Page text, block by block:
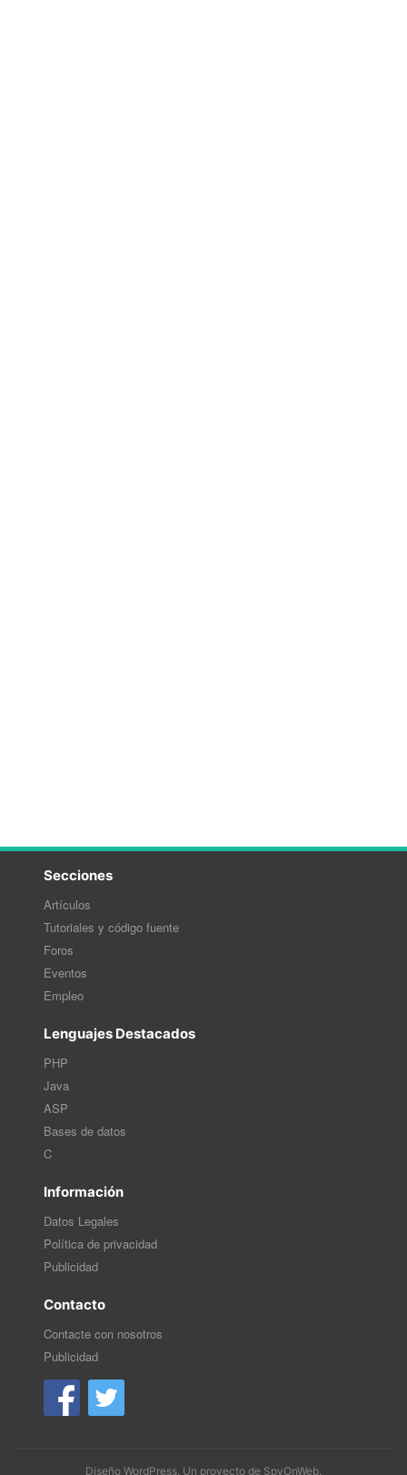
Secciones
Artículos
Tutoriales y código fuente
Foros
Eventos
Empleo
Lenguajes Destacados
PHP
Java
ASP
Bases de datos
C
Información
Datos Legales
Política de privacidad
Publicidad
Contacto
Contacte con nosotros
Publicidad
Diseño WordPress. Un proyecto de SpyOnWeb.